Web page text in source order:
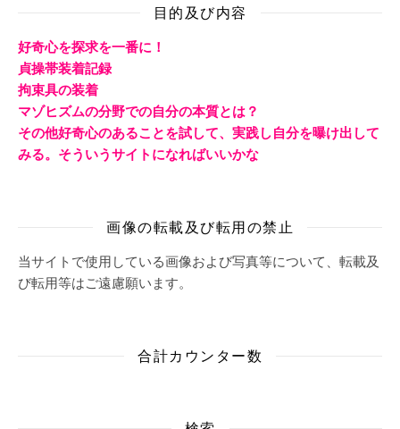
目的及び内容
好奇心を探求を一番に！
貞操帯装着記録
拘束具の装着
マゾヒズムの分野での自分の本質とは？
その他好奇心のあることを試して、実践し自分を曝け出して
みる。そういうサイトになればいいかな
画像の転載及び転用の禁止
当サイトで使用している画像および写真等について、転載及
び転用等はご遠慮願います。
合計カウンター数